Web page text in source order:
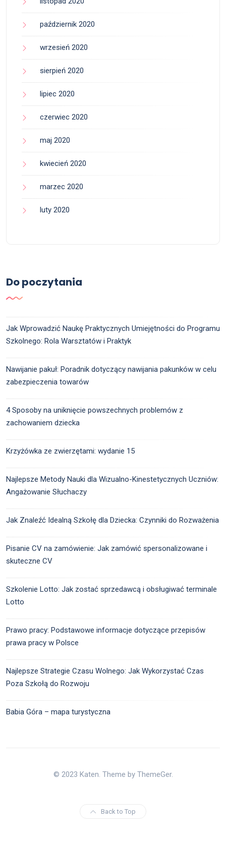
październik 2020
wrzesień 2020
sierpień 2020
lipiec 2020
czerwiec 2020
maj 2020
kwiecień 2020
marzec 2020
luty 2020
Do poczytania
Jak Wprowadzić Naukę Praktycznych Umiejętności do Programu
Szkolnego: Rola Warsztatów i Praktyk
Nawijanie pakuł: Poradnik dotyczący nawijania pakunków w celu
zabezpieczenia towarów
4 Sposoby na uniknięcie powszechnych problemów z
zachowaniem dziecka
Krzyżówka ze zwierzętami: wydanie 15
Najlepsze Metody Nauki dla Wizualno-Kinestetycznych Uczniów:
Angażowanie Słuchaczy
Jak Znaleźć Idealną Szkołę dla Dziecka: Czynniki do Rozważenia
Pisanie CV na zamówienie: Jak zamówić spersonalizowane i
skuteczne CV
Szkolenie Lotto: Jak zostać sprzedawcą i obsługiwać terminale
Lotto
Prawo pracy: Podstawowe informacje dotyczące przepisów
prawa pracy w Polsce
Najlepsze Strategie Czasu Wolnego: Jak Wykorzystać Czas
Poza Szkołą do Rozwoju
Babia Góra – mapa turystyczna
© 2023 Katen. Theme by ThemeGer.
Back to Top